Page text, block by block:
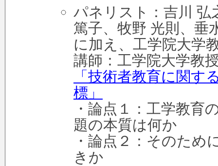
パネリスト：吉川 弘
篤子、牧野 光則、垂
に加え、工学院大学
講師：工学院大学教
「技術者教育に関す
標」
・論点１：工学教育
題の本質は何か
・論点２：そのため
きか